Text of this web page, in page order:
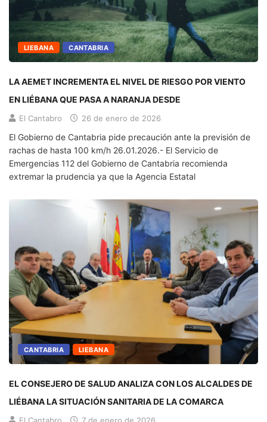
LIEBANA CANTABRIA
LA AEMET INCREMENTA EL NIVEL DE RIESGO POR VIENTO
EN LIÉBANA QUE PASA A NARANJA DESDE
El Cantabro 26 de enero de 2026
El Gobierno de Cantabria pide precaución ante la previsión de
rachas de hasta 100 km/h 26.01.2026.- El Servicio de
Emergencias 112 del Gobierno de Cantabria recomienda
extremar la prudencia ya que la Agencia Estatal
CANTABRIA LIEBANA
EL CONSEJERO DE SALUD ANALIZA CON LOS ALCALDES DE
LIÉBANA LA SITUACIÓN SANITARIA DE LA COMARCA